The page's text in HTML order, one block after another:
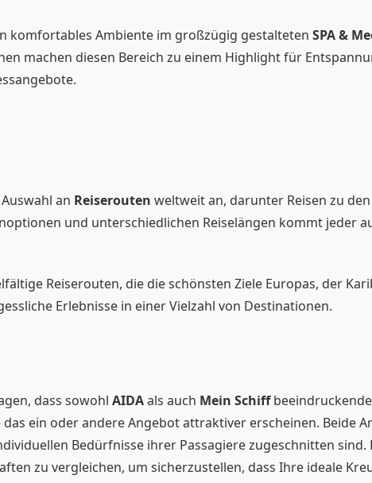
komfortables Ambiente im großzügig gestalteten SPA &
machen diesen Bereich zu einem Highlight für
an Reiserouten weltweit an, darunter Reisen zu
und unterschiedlichen Reiselängen kommt jeder
Reiserouten, die die schönsten Ziele Europas, der
Erlebnisse in einer Vielzahl von Destinationen.
dass sowohl AIDAals auch Mein Schiff
ein oder andere Angebot attraktiver erscheinen. Beide
Bedürfnisse ihrer Passagiere zugeschnitten
zu vergleichen, um sicherzustellen, dass Ihre ideale